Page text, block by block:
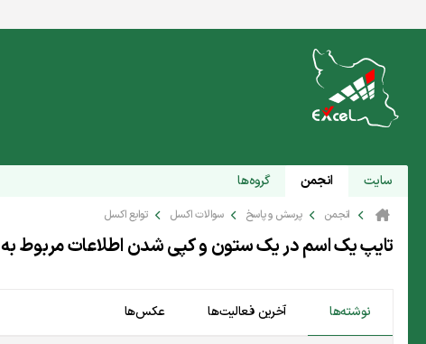
سایت انجمن گروه‌ها
انجمن پرسش و پاسخ سوالات اکسل توابع اکسل
تایپ یک اسم در یک ستون و کپی شدن اطلاعات مربوط
نوشته‌ها آخرین فعالیت‌ها عکس‌ها